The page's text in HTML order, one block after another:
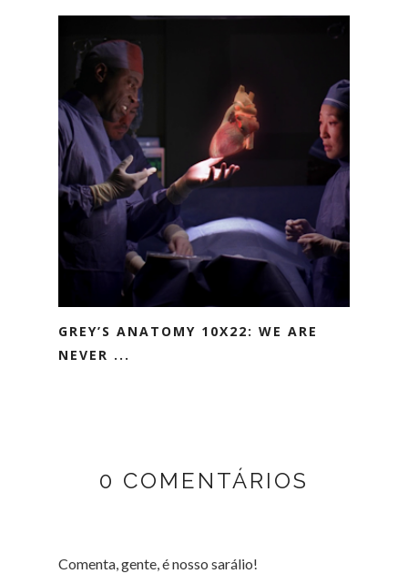
GREY’S ANATOMY 10X22: WE ARE
NEVER ...
0 COMENTÁRIOS
Comenta, gente, é nosso sarálio!